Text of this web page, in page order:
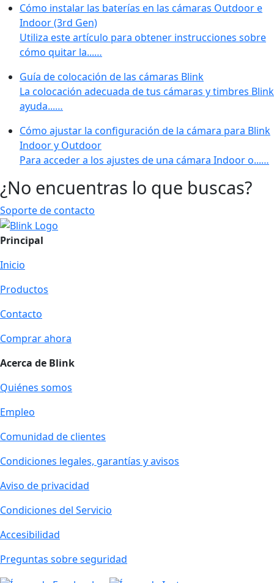
Cómo instalar las baterías en las cámaras Outdoor e
Indoor (3rd Gen)
Utiliza este artículo para obtener instrucciones sobre
cómo quitar la...…
Guía de colocación de las cámaras Blink
La colocación adecuada de tus cámaras y timbres Blink
ayuda...…
Cómo ajustar la configuración de la cámara para Blink
Indoor y Outdoor
Para acceder a los ajustes de una cámara Indoor o...…
¿No encuentras lo que buscas?
Soporte de contacto
Principal
Inicio
Productos
Contacto
Comprar ahora
Acerca de Blink
Quiénes somos
Empleo
Comunidad de clientes
Condiciones legales, garantías y avisos
Aviso de privacidad
Condiciones del Servicio
Accesibilidad
Preguntas sobre seguridad